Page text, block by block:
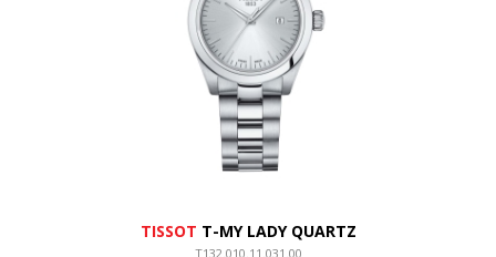
TISSOT T-MY LADY QUARTZ
T132.010.11.031.00